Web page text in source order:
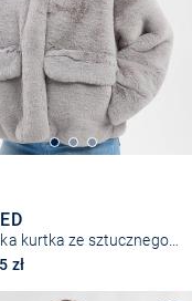
Damska kurtka ze sztucznego futra - Carly
zł